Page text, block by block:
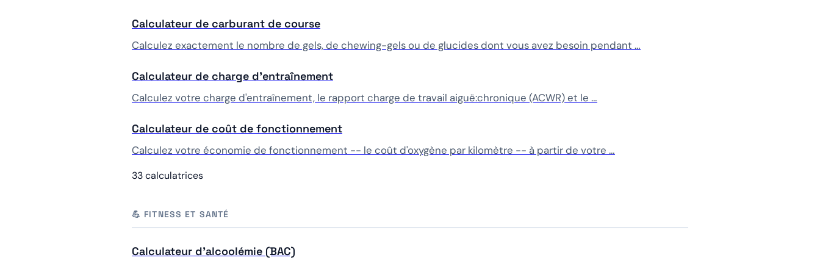
Calculateur de carburant de course
Calculez exactement le nombre de gels, de chewing-gels ou de glucides dont vous avez besoin pendant …
Calculateur de charge d'entraînement
Calculez votre charge d'entraînement, le rapport charge de travail aiguë:chronique (ACWR) et le …
Calculateur de coût de fonctionnement
Calculez votre économie de fonctionnement -- le coût d'oxygène par kilomètre -- à partir de votre …
33 calculatrices
💪 FITNESS ET SANTÉ
Calculateur d'alcoolémie (BAC)